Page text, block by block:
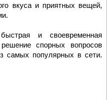
вкуса и приятных вещей,
и своевременная
спорных вопросов
самых популярных в сети.